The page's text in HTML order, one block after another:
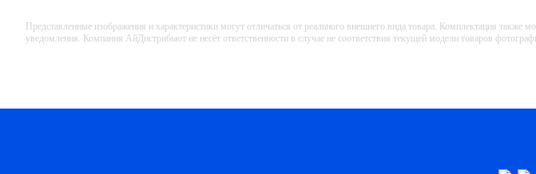
Представленные изображения и характеристики могут отличаться от реального внешнего вида товара. Комплектация также
уведомления. Компания АйДистрибьют не несёт ответственности в случае не соответствия текущей модели товаров